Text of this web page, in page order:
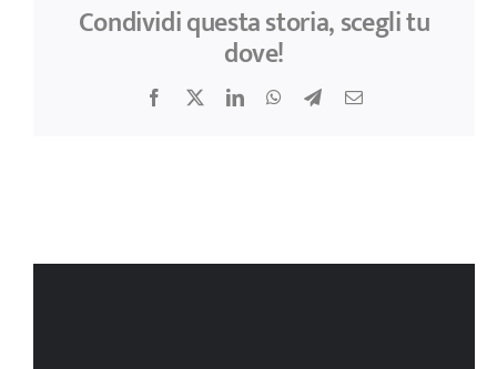
Condividi questa storia, scegli tu
dove!
Facebook
X LinkedInWhatsApp
TelegramEmail